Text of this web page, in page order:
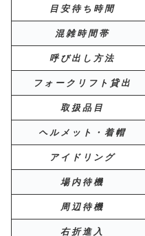
目安待ち時間
混雑時間帯
呼び出し方法
フォークリフト貸出
取扱品目
ヘルメット・着帽
アイドリング
場内待機
周辺待機
右折進入